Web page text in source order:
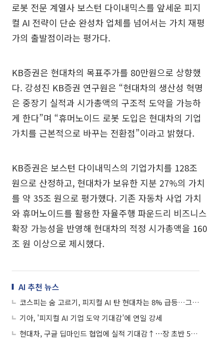
로봇 전문 계열사 보스턴 다이내믹스를 앞세운 피지
컬 AI 전략이 단순 완성차 업체를 넘어서는 가치 재평
가의 출발점이라는 평가다.
KB증권은 현대차의 목표주가를 80만원으로 상향했
다. 강성진 KB증권 연구원은 “현대차의 생산성 혁명
은 중장기 실적과 시가총액의 구조적 도약을 가능하
게 한다”며 “휴머노이드 로봇 도입은 현대차의 기업
가치를 근본적으로 바꾸는 전환점”이라고 밝혔다.
KB증권은 보스턴 다이내믹스의 기업가치를 128조
원으로 산정하고, 현대차가 보유한 지분 27%의 가치
를 약 35조 원으로 평가했다. 기존 자동차 사업 가치
와 휴머노이드를 활용한 자율주행 파운드리 비즈니스
확장 가능성을 반영해 현대차의 적정 시가총액을 160
조 원 이상으로 제시했다.
AI 추천 뉴스
코스피는 숨 고르기, 피지컬 AI 탄 현대차는 8% 급등…그룹주 ‘불기둥’
기아, '피지컬 AI 기업 도약 기대감'에 연일 강세
현대차, 구글 딥마인드 협업에 실적 기대감↑⋯장 초반 5%대 급등